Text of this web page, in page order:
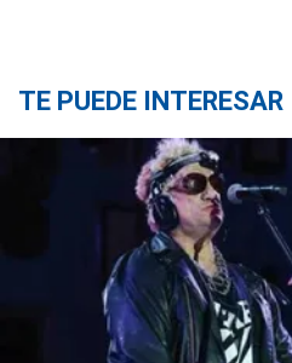
TE PUEDE INTERESAR